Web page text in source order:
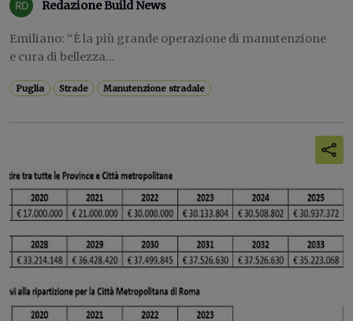
Redazione Build News
Emiliano: “È la più grande operazione di manutenzione
e cura di bellezza...
Puglia Strade Manutenzione stradale